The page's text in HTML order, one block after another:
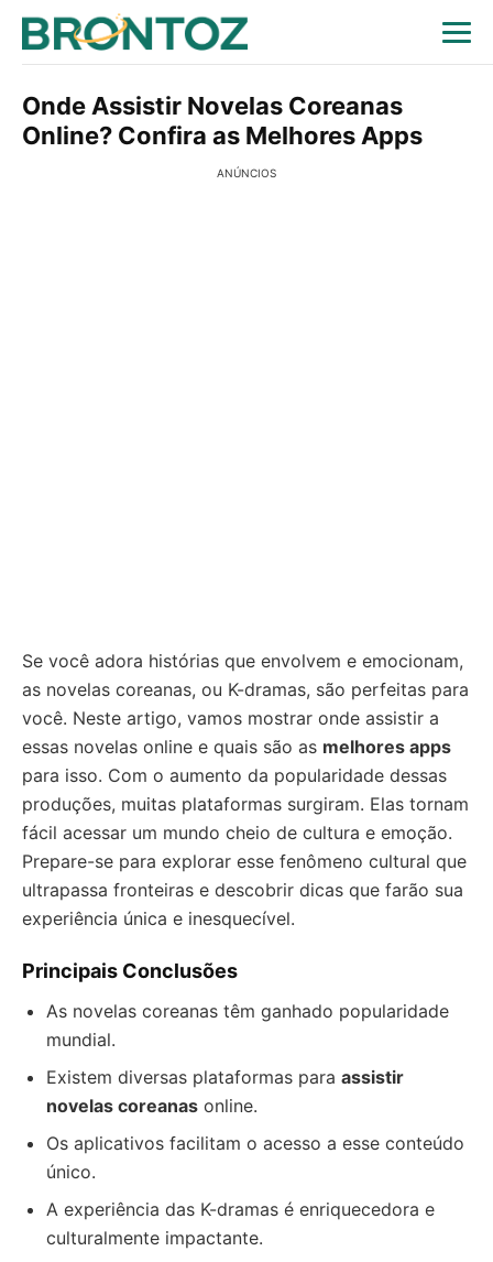
Onde Assistir Novelas Coreanas
Online? Confira as Melhores Apps
ANÚNCIOS
Se você adora histórias que envolvem e emocionam,
as novelas coreanas, ou K-dramas, são perfeitas para
você. Neste artigo, vamos mostrar onde assistir a
essas novelas online e quais são as melhores apps
para isso. Com o aumento da popularidade dessas
produções, muitas plataformas surgiram. Elas tornam
fácil acessar um mundo cheio de cultura e emoção.
Prepare-se para explorar esse fenômeno cultural que
ultrapassa fronteiras e descobrir dicas que farão sua
experiência única e inesquecível.
Principais Conclusões
As novelas coreanas têm ganhado popularidade
mundial.
Existem diversas plataformas para assistir
novelas coreanas online.
Os aplicativos facilitam o acesso a esse conteúdo
único.
A experiência das K-dramas é enriquecedora e
culturalmente impactante.